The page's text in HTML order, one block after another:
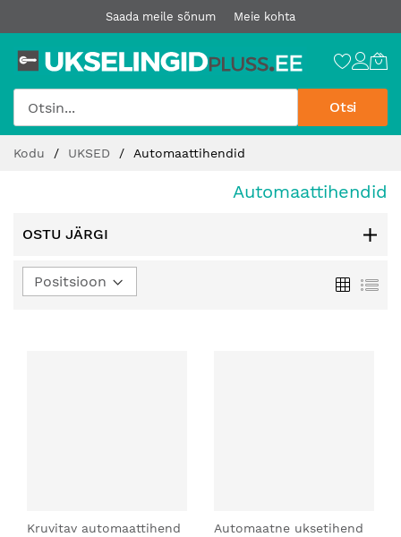
Saada meile sõnum Meie kohta
Otsi
sisu
Kodu UKSED Automaattihendid
Automaattihendid
OSTU JÄRGI
Kruvitav automaattihend
Automaatne uksetihend